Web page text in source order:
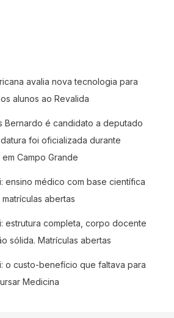
avalia nova tecnologia para
alunos ao Revalida
Bernardo é candidato a deputado
foi oficializada durante
Campo Grande
ensino médico com base científica
abertas
estrutura completa, corpo docente
sólida. Matrículas abertas
o custo-benefício que faltava para
Medicina